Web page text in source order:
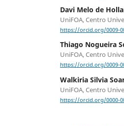
Davi Melo de
UniFOA, Centro
https://orcid.org/0009-
Thiago Nogueira
UniFOA, Centro
https://orcid.org/0009-
Walkiria Silvia
UniFOA, Centro
https://orcid.org/0000-